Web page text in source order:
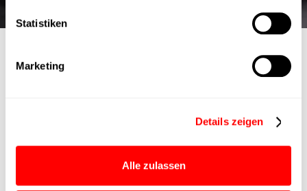
Statistiken
Marketing
Details zeigen
Alle zulassen
Sie haben Fragen?Wir
liefern Antworten.